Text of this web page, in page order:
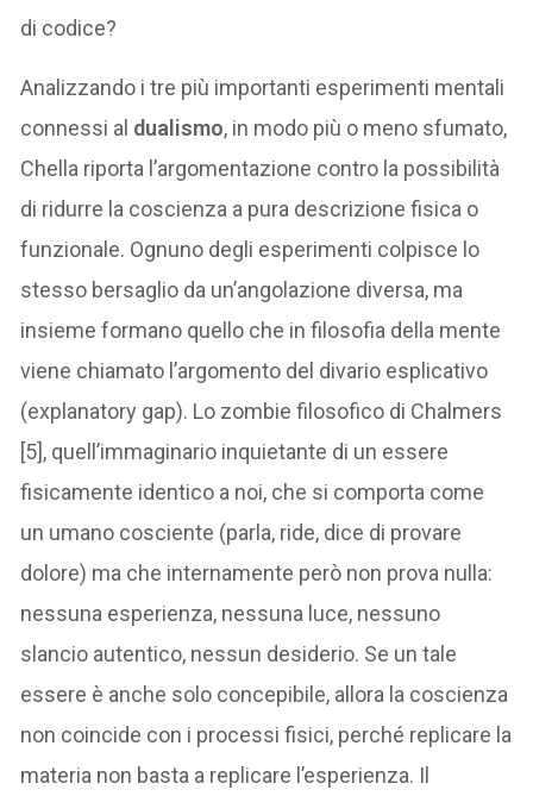
di codice?
Analizzando i tre più importanti esperimenti mentali
connessi al dualismo, in modo più o meno sfumato,
Chella riporta l’argomentazione contro la possibilità
di ridurre la coscienza a pura descrizione fisica o
funzionale. Ognuno degli esperimenti colpisce lo
stesso bersaglio da un’angolazione diversa, ma
insieme formano quello che in filosofia della mente
viene chiamato l’argomento del divario esplicativo
(explanatory gap). Lo zombie filosofico di Chalmers
[5], quell’immaginario inquietante di un essere
fisicamente identico a noi, che si comporta come
un umano cosciente (parla, ride, dice di provare
dolore) ma che internamente però non prova nulla:
nessuna esperienza, nessuna luce, nessuno
slancio autentico, nessun desiderio. Se un tale
essere è anche solo concepibile, allora la coscienza
non coincide con i processi fisici, perché replicare la
materia non basta a replicare l’esperienza. Il